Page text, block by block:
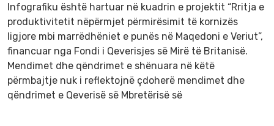
Infografiku është hartuar në kuadrin e projektit “Rritja e
produktivitetit nëpërmjet përmirësimit të kornizës
ligjore mbi marrëdhëniet e punës në Maqedoni e Veriut”,
financuar nga Fondi i Qeverisjes së Mirë të Britanisë.
Mendimet dhe qëndrimet e shënuara në këtë
përmbajtje nuk i reflektojnë çdoherë mendimet dhe
qëndrimet e Qeverisë së Mbretërisë së